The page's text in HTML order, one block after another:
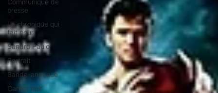
presse
La chronique qui
fait peur
Sandro Paulo
Portrait
Bande-annonce
Carnet noir